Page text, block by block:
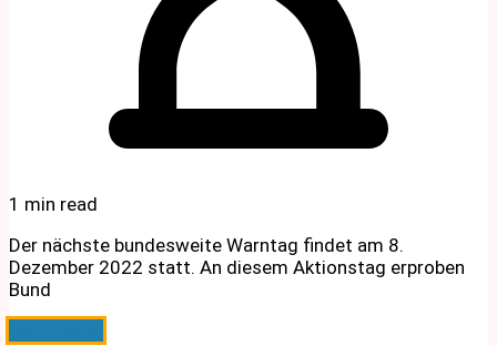
1 min read
Der nächste bundesweite Warntag findet am 8.
Dezember 2022 statt. An diesem Aktionstag erproben
Bund